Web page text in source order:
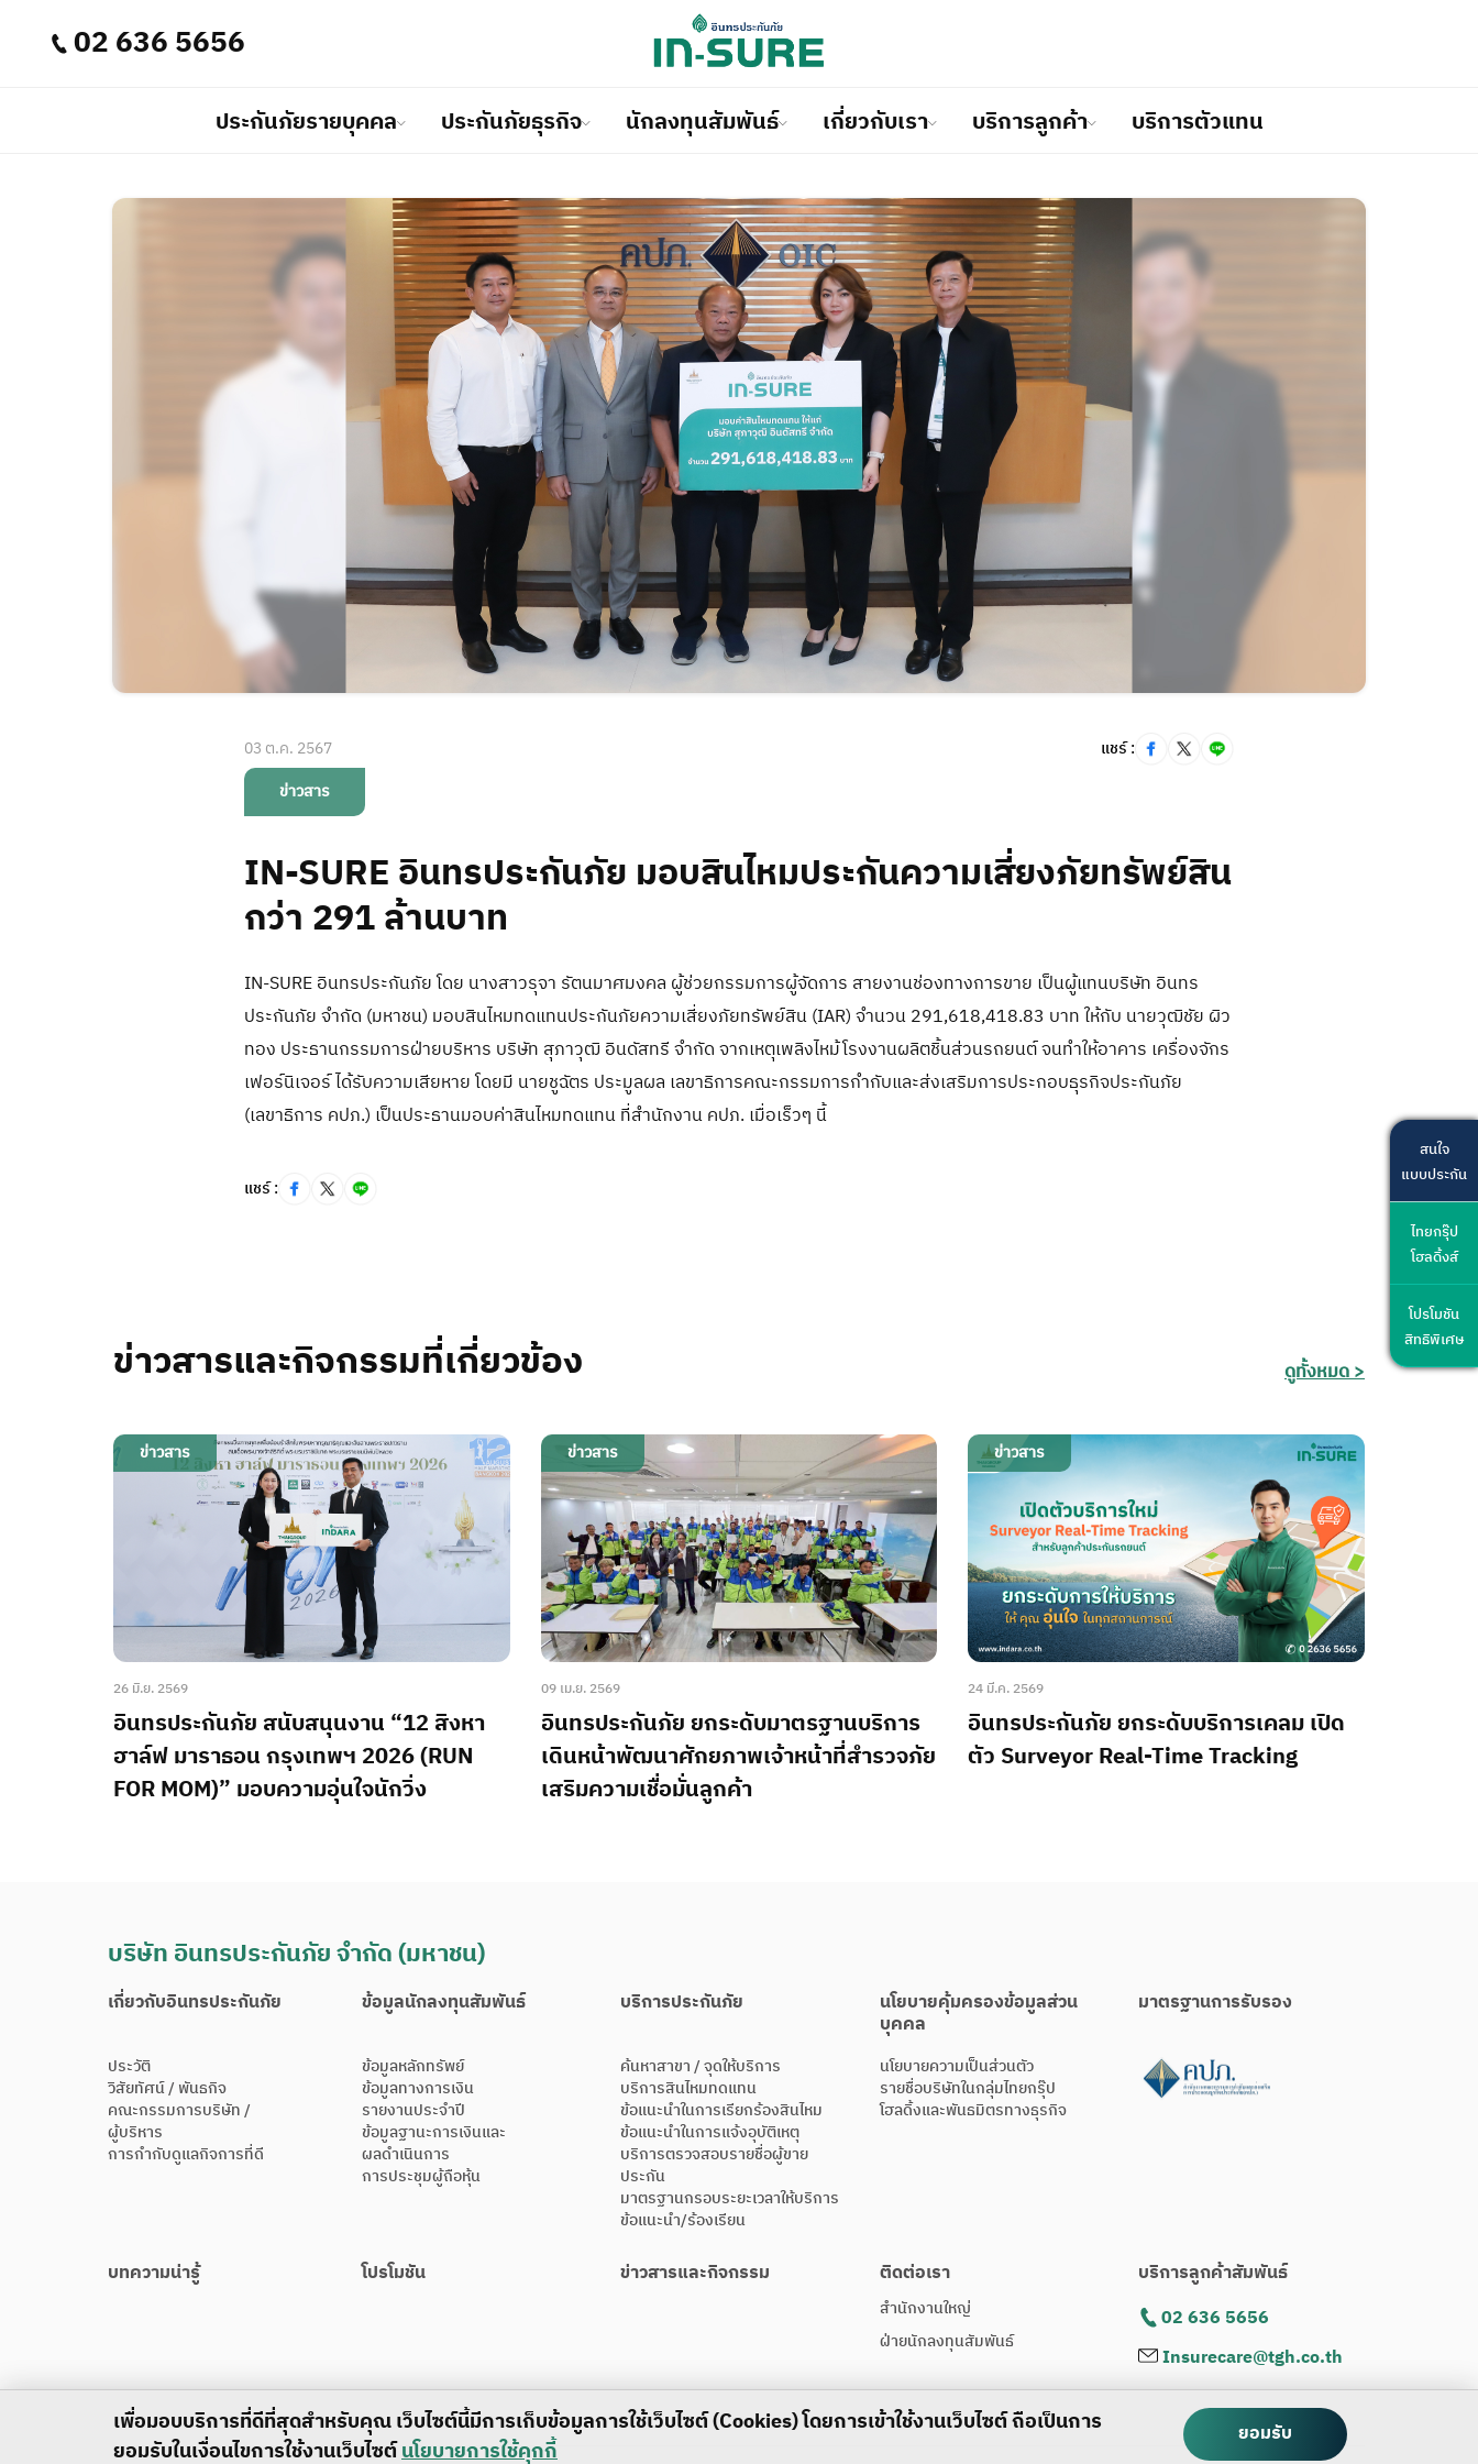
02 636 5656
ประกันภัยรายบุคคล
ประกันภัยรายบุคคล
อินทรมีแบบประกันภัยรายบุคคลที่หลากหลาย
เพื่อตอบสนองความต้องการในชีวิตคุณทุกประเภทรับประกันคุณ
ว่าเรามีทุกสิ่งที่คุณต้องการในการปกป้องตนเอง
และครอบครัวของคุณ
ประกันภัยรถยนต์
ประกันภัยอุบัติเหตุและสุขภาพ
ประกันภัยการเดินทาง
ประกันภัยที่อยู่อาศัย
ประกันภัยธุรกิจ
ประกันภัยธุรกิจ
อินทรมีประกันภัยธุรกิจที่ช่วยให้คุณมั่นใจและเต็มที่ในการดำเนินธุรกิจ
ของคุณ ด้วยบริการประกันภัยที่ครอบคลุมและป้องกันภัยทุกประเภท
เราพร้อมที่จะดูแลความปลอดภัยของธุรกิจของคุณ
ประกันภัยด้านวิศวกรรม
ประกันภัยการขนส่งสินค้าและตัวเรือ
ประกันภัยทรัพย์สิน
ประกันภัยอื่น ๆ
นักลงทุนสัมพันธ์
นักลงทุนสัมพันธ์
เราพัฒนาและปรับปรุงระบบงานเมนูนักลงทุนสัมพันธ์เพื่อให้บริการที่ดี
มุ่งเน้นให้มีประสิทธิภาพและครอบคลุมความต้องการของลูกค้าในการ
ลงทุน
โครงสร้างผู้ถือหุ้น
ข้อมูลทางการเงิน
รายงานประจำปี
ข้อมูลฐานะทางการเงินและผลดำเนิน
การ
การประชุมผู้ถือหุ้น
ติดต่อนักลงทุนสัมพันธ์
เกี่ยวกับเรา
เกี่ยวกับเรา
บริษัทอินทรประกันภัย จำกัด (มหาชน)
บริหารงานอย่างมีธรรมาภิบาล บนเสถียรภาพทางการเงินที่มั่นคง
ประวัติ
วิสัยทัศน์ / พันธกิจ
คณะกรรมการบริษัท / ผู้บริหาร
การกำกับดูแลกิจการที่ดี
บริการลูกค้า
บริการลูกค้า
เราให้ความสำคัญกับคุณในเมนูบริการลูกค้าเพราะเราเชื่อว่าคุณเป็น
คนสำคัญที่สุด ดังนั้นเรามุ่งมั่นในการให้บริการที่สร้างความมั่นคง
และความผาสุขในชีวิตของคุณ
เรียกร้องสินไหมออนไลน์
อู่คู่สัญญา
โรงพยาบาลคู่สัญญา
ข้อแนะนำในการเรียกร้องสินไหม
ข้อแนะนำในการแจ้งอุบัติเหตุ
ค้นหาสาขา / จุดให้บริการ
มาตรฐานกรอบระยะเวลาให้บริการ
ข้อแนะนำ/ร้องเรียน
บริการตัวแทน
03 ต.ค. 2567
แชร์ :
ข่าวสาร
IN-SURE อินทรประกันภัย มอบสินไหมประกันความเสี่ยงภัยทรัพย์สิน
กว่า 291 ล้านบาท
IN-SURE อินทรประกันภัย โดย นางสาวรุจา รัตนมาศมงคล ผู้ช่วยกรรมการผู้จัดการ สายงานช่องทางการขาย เป็นผู้แทนบริษัท อินทร
ประกันภัย จำกัด (มหาชน) มอบสินไหมทดแทนประกันภัยความเสี่ยงภัยทรัพย์สิน (IAR) จำนวน 291,618,418.83 บาท ให้กับ นายวุฒิชัย ผิว
ทอง ประธานกรรมการฝ่ายบริหาร บริษัท สุภาวุฒิ อินดัสทรี จำกัด จากเหตุเพลิงไหม้โรงงานผลิตชิ้นส่วนรถยนต์ จนทำให้อาคาร เครื่องจักร
เฟอร์นิเจอร์ ได้รับความเสียหาย โดยมี นายชูฉัตร ประมูลผล เลขาธิการคณะกรรมการกำกับและส่งเสริมการประกอบธุรกิจประกันภัย
(เลขาธิการ คปภ.) เป็นประธานมอบค่าสินไหมทดแทน ที่สำนักงาน คปภ. เมื่อเร็วๆ นี้
แชร์ :
ข่าวสารและกิจกรรมที่เกี่ยวข้อง ดูทั้งหมด >
ข่าวสาร
26 มิ.ย. 2569
อินทรประกันภัย สนับสนุนงาน “12 สิงหา
ฮาล์ฟ มาราธอน กรุงเทพฯ 2026 (RUN
FOR MOM)” มอบความอุ่นใจนักวิ่ง
ข่าวสาร
09 เม.ย. 2569
อินทรประกันภัย ยกระดับมาตรฐานบริการ
เดินหน้าพัฒนาศักยภาพเจ้าหน้าที่สำรวจภัย
เสริมความเชื่อมั่นลูกค้า
ข่าวสาร
24 มี.ค. 2569
อินทรประกันภัย ยกระดับบริการเคลม เปิด
ตัว Surveyor Real-Time Tracking
เพื่อมอบบริการที่ดีที่สุดสำหรับคุณ เว็บไซต์นี้มีการเก็บข้อมูลการใช้เว็บไซต์ (Cookies) โดยการเข้าใช้งานเว็บไซต์ ถือเป็นการ
ยอมรับในเงื่อนไขการใช้งานเว็บไซต์นโยบายการใช้คุกกี้
ยอมรับ
สนใจ
แบบประกัน
ไทยกรุ๊ป
โฮลดิ้งส์
โปรโมชัน
สิทธิพิเศษ
บริษัท อินทรประกันภัย จำกัด (มหาชน)
เกี่ยวกับอินทรประกันภัย
ประวัติ
วิสัยทัศน์ / พันธกิจ
คณะกรรมการบริษัท /
ผู้บริหาร
การกำกับดูแลกิจการที่ดี
ข้อมูลนักลงทุนสัมพันธ์
ข้อมูลหลักทรัพย์
ข้อมูลทางการเงิน
รายงานประจำปี
ข้อมูลฐานะการเงินและ
ผลดำเนินการ
การประชุมผู้ถือหุ้น
บริการประกันภัย
ค้นหาสาขา / จุดให้บริการ
บริการสินไหมทดแทน
ข้อแนะนําในการเรียกร้องสินไหม
ข้อแนะนําในการแจ้งอุบัติเหตุ
บริการตรวจสอบรายชื่อผู้ขาย
ประกัน
มาตรฐานกรอบระยะเวลาให้บริการ
ข้อแนะนำ/ร้องเรียน
นโยบายคุ้มครองข้อมูลส่วน
บุคคล
นโยบายความเป็นส่วนตัว
รายชื่อบริษัทในกลุ่มไทยกรุ๊ป
โฮลดิ้งและพันธมิตรทางธุรกิจ
มาตรฐานการรับรอง
บทความน่ารู้ โปรโมชัน ข่าวสารและกิจกรรม ติดต่อเรา
สำนักงานใหญ่
ฝ่ายนักลงทุนสัมพันธ์
บริการลูกค้าสัมพันธ์
02 636 5656
Insurecare@tgh.co.th